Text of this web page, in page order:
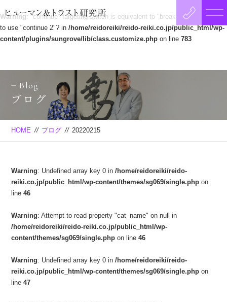
Warning: "continue" targeting switch is equivalent to "break". Did you mean
to use "continue 2"? in /home/reidoreiki/reido-reiki.co.jp/public_html/wp-
content/plugins/sungrove/lib/class.customize.php on line 783
Blog
ブログ
HOME // ブログ // 20220215
Warning: Undefined array key 0 in/home/reidoreiki/reido-
reiki.co.jp/public_html/wp-content/themes/sg069/single.php on
line46
Warning: Attempt to read property "cat_name" on null in
/home/reidoreiki/reido-reiki.co.jp/public_html/wp-
content/themes/sg069/single.php on line46
Warning: Undefined array key 0 in/home/reidoreiki/reido-
reiki.co.jp/public_html/wp-content/themes/sg069/single.php on
line47